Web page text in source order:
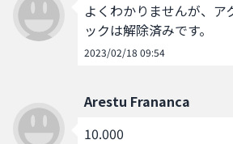
よくわかりませんが、ア
ックは解除済みです。
2023/02/18 09:54
Arestu Frananca
10.000